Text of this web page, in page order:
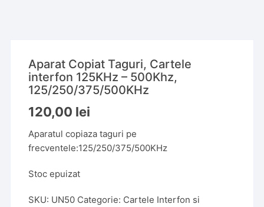
Aparat Copiat Taguri, Cartele
interfon 125KHz – 500Khz,
125/250/375/500KHz
120,00 lei
Aparatul copiaza taguri pe
frecventele:125/250/375/500KHz
Stoc epuizat
SKU: UN50 Categorie: Cartele Interfon si